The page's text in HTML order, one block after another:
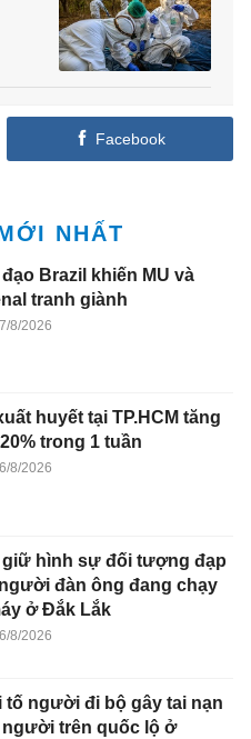
Facebook
NHẤT
Brazil khiến MU và
tranh giành
8/2026
huyết tại TP.HCM tăng
trong 1 tuần
8/2026
giữ hình sự đối tượng đạp
đàn ông đang chạy
ở Đắk Lắk
8/2026
tố người đi bộ gây tai nạn
trên quốc lộ ở